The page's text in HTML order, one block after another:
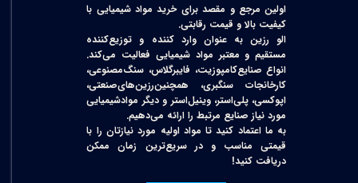
اولین مرجع و مقصد برای خرید مواد شیمیایی با
کیفیت بالا و قیمت رقابتی.
الو رزین به عنوان وارد کننده و توزیع‌کننده
مستقیم و معتبر مواد شیمیایی فعالیت می‌کند.
انواع صنایع‌کامپوزیت، فایبرگلاس، سنگ‌مصنوعی،
کارخانجات سنگبری، همچنین‌رزین‌های‌صنعتی،
اپوکسی، پلی‌استر، وینیل‌استر و دیگر مواد‌شیمیایی
مورد نیاز صنایع مرتبط را ارائه می‌دهیم.
به ما اعتماد کنید تا مواد اولیه مورد نیازتان را با
قیمتی مناسب و در سریع‌ترین زمان ممکن
دریافت کنید!​​​​​​​